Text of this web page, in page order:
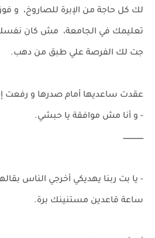
لك كل حاجة من الإبرة للصاروخ، و
تعليمك في الجامعة، مش كان نفسك
جت لك الفرصة علي طبق من دهب.
عقدت ساعديها أمام صدرها و رفعت
- و أنا مش موافقة يا حبشي.
ـــــــــــــــــ
- يا بت ربنا يهديكي أخرجي الناس
ساعة قاعدين مستنينك برة.